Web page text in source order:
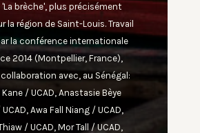
brèche', plus précisément
la région de Saint-Louis. Travail
la conférence internationale
2014 (Montpellier, France),
avec, au Sénégal:
/ UCAD, Anastasie Bèye
Awa Fall Niang / UCAD,
/ UCAD, Mor Tall / UCAD,